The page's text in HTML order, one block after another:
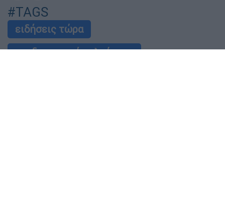
#TAGS
ειδήσεις τώρα
συνδρομητική τηλεόραση